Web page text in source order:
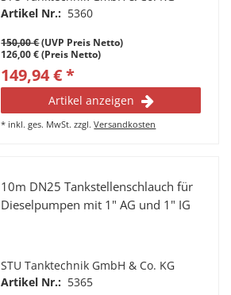
Artikel Nr.: 5360
150,00 €(UVP Preis Netto)
126,00 € (Preis Netto)
149,94 € *
Artikel anzeigen
* inkl. ges. MwSt. zzgl.Versandkosten
10m DN25 Tankstellenschlauch für
Dieselpumpen mit 1" AG und 1" IG
STU Tanktechnik GmbH & Co. KG
Artikel Nr.: 5365